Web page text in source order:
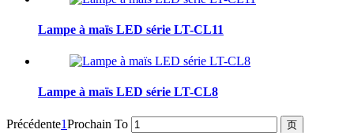
Lampe à maïs LED série LT-CL11
Lampe à maïs LED série LT-CL8
Précédente1Prochain To